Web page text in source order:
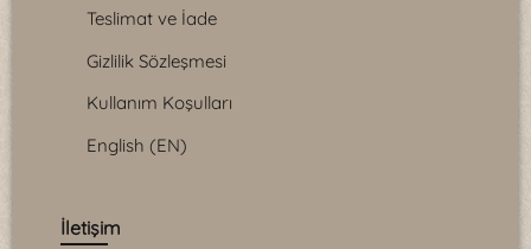
Teslimat ve İade
Gizlilik Sözleşmesi
Kullanım Koşulları
English (EN)
İletişim